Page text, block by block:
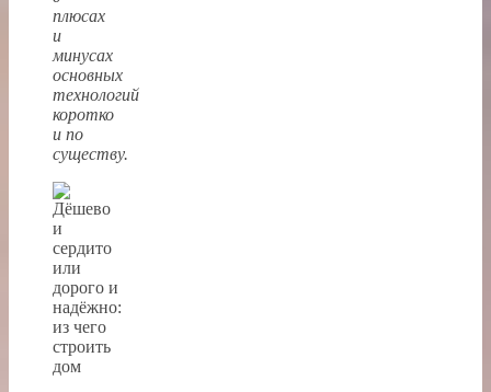
плюсах
и
минусах
основных
технологий
коротко
и по
существу.